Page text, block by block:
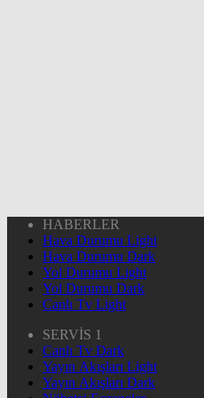
HABERLER
Hava Durumu Light
Hava Durumu Dark
Yol Durumu Light
Yol Durumu Dark
Canlı Tv Light
SERVİS 1
Canlı Tv Dark
Yayın Akışları Light
Yayın Akışları Dark